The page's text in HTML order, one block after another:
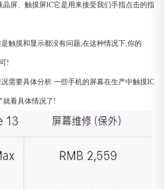
屏、触摸屏IC它是用来接受我们手指点击的指
触摸和显示都没有问题,在这种情况下,你的
!
需要具体分析.一些手机的屏幕在生产中触摸IC
就看具体情况了!